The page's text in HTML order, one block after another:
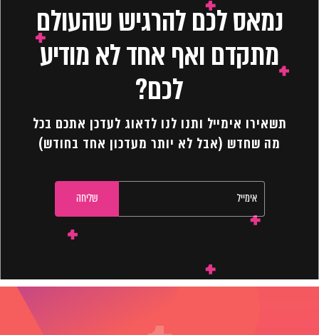
נמאס לכם להרגיש שהעולם
מתקדם ואף אחד לא מודיע
לכם?
תשאירו אימייל ותנו לנו לדאוג לעדכן אתכם בכל
מה שחדש (אבל לא יותר מעדכון אחד בחודש)